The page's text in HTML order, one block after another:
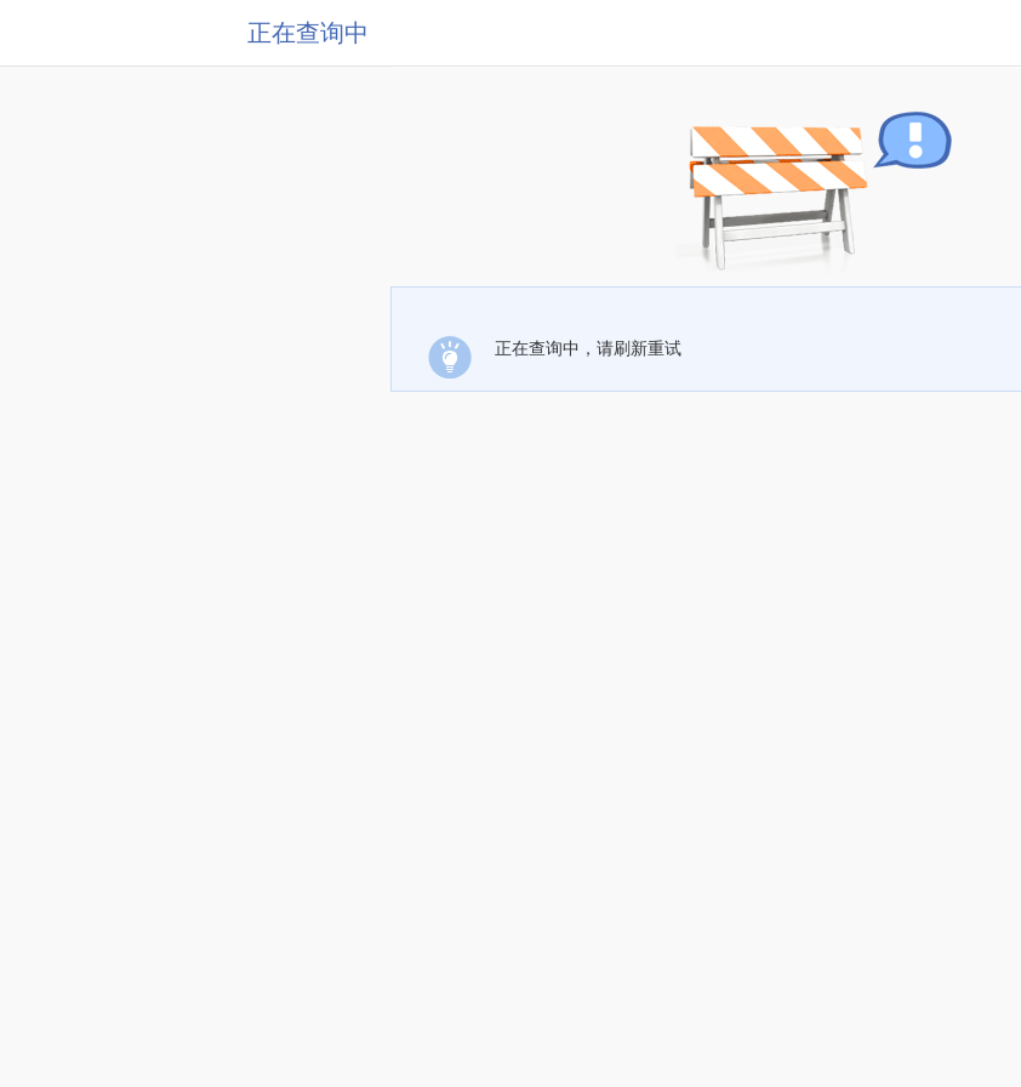
正在查询中
正在查询中，请刷新重试